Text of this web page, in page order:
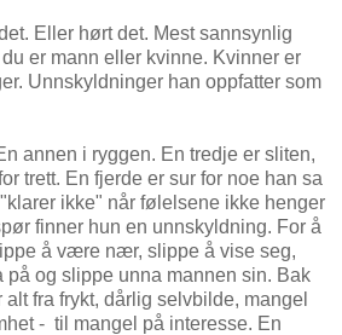
Eller hørt det. Mest sannsynlig
er mann eller kvinne. Kvinner er
Unnskyldninger han oppfatter som
annen i ryggen. En tredje er sliten,
trett. En fjerde er sur for noe han sa
ikke" når følelsene ikke henger
finner hun en unnskyldning. For å
å være nær, slippe å vise seg,
på og slippe unna mannen sin. Bak
fra frykt, dårlig selvbilde, mangel
- til mangel på interesse. En